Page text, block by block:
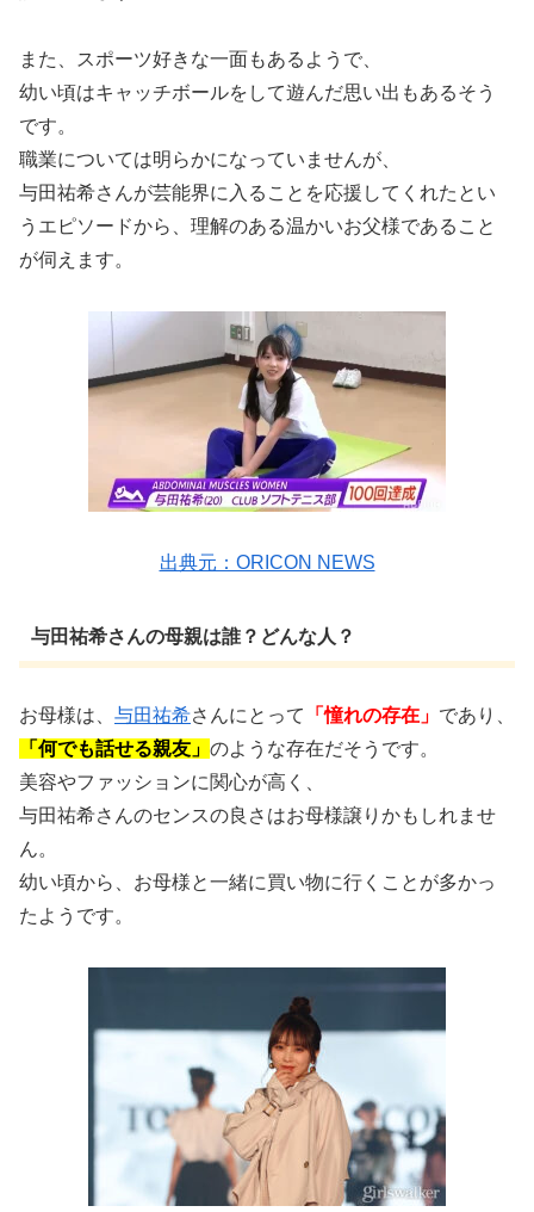
また、スポーツ好きな一面もあるようで、
幼い頃はキャッチボールをして遊んだ思い出もあるそう
です。
職業については明らかになっていませんが、
与田祐希さんが芸能界に入ることを応援してくれたとい
うエピソードから、理解のある温かいお父様であること
が伺えます。
出典元：ORICON NEWS
与田祐希さんの母親は誰？どんな人？
お母様は、 与田祐希さんにとって 「憧れの存在」 であり、
「何でも話せる親友」 のような存在だそうです。
美容やファッションに関心が高く、
与田祐希さんのセンスの良さはお母様譲りかもしれませ
ん。
幼い頃から、お母様と一緒に買い物に行くことが多かっ
たようです。